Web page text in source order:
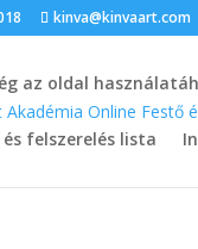
kinva@kinvaart.com
az oldal
felszerelés lista